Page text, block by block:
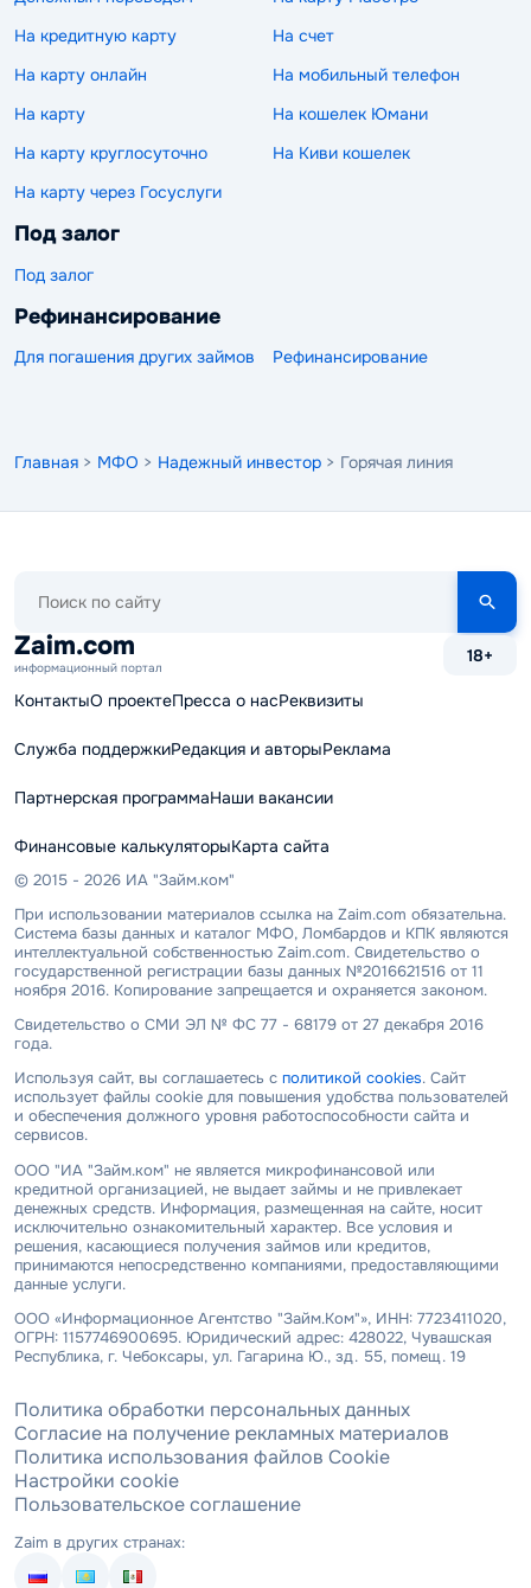
На кредитную карту
На счет
На карту онлайн
На мобильный телефон
На карту
На кошелек Юмани
На карту круглосуточно
На Киви кошелек
На карту через Госуслуги
Под залог
Под залог
Рефинансирование
Для погашения других займов Рефинансирование
Главная > МФО > Надежный инвестор > Горячая линия
сайту
Zaim.com
информационный портал
18+
КонтактыО проектеПресса о насРеквизиты
Служба поддержкиРедакция и авторыРеклама
Партнерская программаНаши вакансии
Финансовые калькуляторыКарта сайта
© 2015 - 2026 ИА "Займ.ком"
При использовании материалов ссылка на Zaim.com обязательна.
Система базы данных и каталог МФО, Ломбардов и КПК являются
интеллектуальной собственностью Zaim.com. Свидетельство о
государственной регистрации базы данных №2016621516 от 11
ноября 2016. Копирование запрещается и охраняется законом.
Свидетельство о СМИ ЭЛ № ФС 77 - 68179 от 27 декабря 2016
года.
Используя сайт, вы соглашаетесь с политикой cookies. Сайт
использует файлы cookie для повышения удобства пользователей
и обеспечения должного уровня работоспособности сайта и
сервисов.
ООО "ИА "Займ.ком" не является микрофинансовой или
кредитной организацией, не выдает займы и не привлекает
денежных средств. Информация, размещенная на сайте, носит
исключительно ознакомительный характер. Все условия и
решения, касающиеся получения займов или кредитов,
принимаются непосредственно компаниями, предоставляющими
данные услуги.
ООО «Информационное Агентство "Займ.Ком"», ИНН: 7723411020,
ОГРН: 1157746900695. Юридический адрес: 428022, Чувашская
Республика, г. Чебоксары, ул. Гагарина Ю., зд. 55, помещ. 19
Политика обработки персональных данных
Согласие на получение рекламных материалов
Политика использования файлов Cookie
Настройки cookie
Пользовательское соглашение
Zaim в других странах: